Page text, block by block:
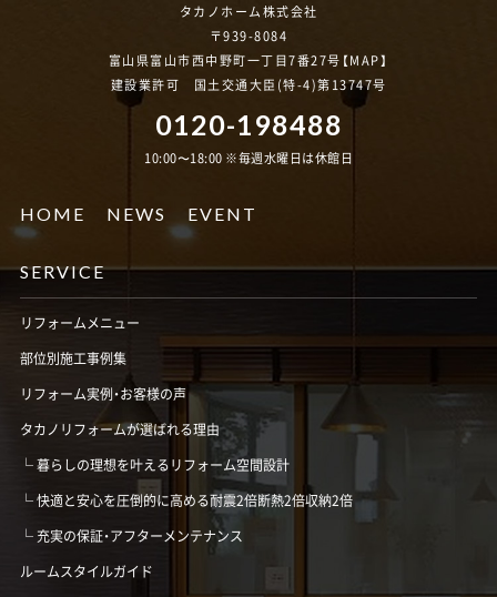
タカノホーム株式会社
〒939-8084
富山県富山市西中野町一丁目7番27号【MAP】
建設業許可 国土交通大臣(特-4)第13747号
0120-198488
10:00〜18:00 ※毎週水曜日は休館日
HOME NEWS EVENT
SERVICE
リフォームメニュー
部位別施工事例集
リフォーム実例・お客様の声
タカノリフォームが選ばれる理由
暮らしの理想を叶えるリフォーム空間設計
快適と安心を圧倒的に高める耐震2倍断熱2倍収納2倍
充実の保証・アフターメンテナンス
ルームスタイルガイド